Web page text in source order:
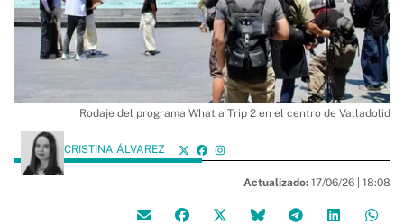
Rodaje del programa What a Trip 2 en el centro de Valladolid
CRISTINA ÁLVAREZ
Actualizado: 17/06/26 | 18:08